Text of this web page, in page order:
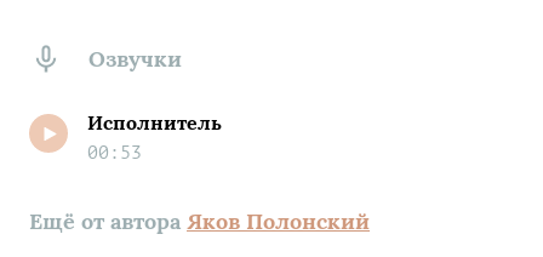
Озвучки
Исполнитель
00:53
Ещё от автора Яков Полонский